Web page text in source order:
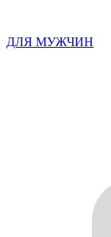
ДЛЯ МУЖЧИН